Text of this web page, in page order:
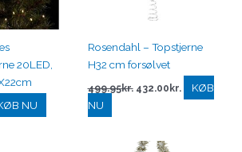
20LED,
NU
Rosendahl – Topstjerne
H32 cm forsølvet
499.95kr. 432.00 kr.
KØB
NU